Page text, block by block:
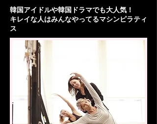
​韓国アイドルや韓国ドラマでも大人気！
キレイな人はみんなやってるマシンピラティ
ス